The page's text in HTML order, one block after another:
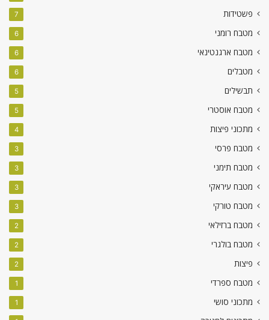
פשטידות 7
מטבח רומני 6
מטבח ארגנטינאי 6
מטבלים 6
תבשילים 5
מטבח אוסטרי 5
מתכוני פיצות 4
מטבח פרסי 3
מטבח תימני 3
מטבח עיראקי 3
מטבח טורקי 3
מטבח ברזילאי 2
מטבח בולגרי 2
פיצות 2
מטבח ספרדי 1
מתכוני סושי 1